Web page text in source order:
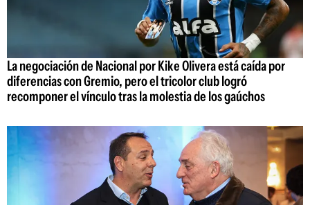
La negociación de Nacional por Kike Olivera está caída por
diferencias con Gremio, pero el tricolor club logró
recomponer el vínculo tras la molestia de los gaúchos